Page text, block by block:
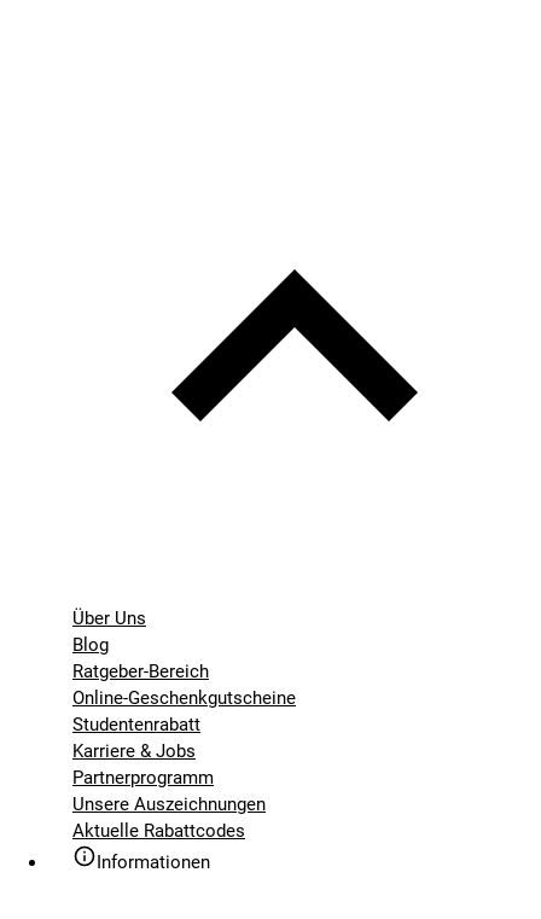
Über Uns
Blog
Ratgeber-Bereich
Online-Geschenkgutscheine
Studentenrabatt
Karriere & Jobs
Partnerprogramm
Unsere Auszeichnungen
Aktuelle Rabattcodes
Informationen